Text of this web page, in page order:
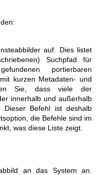
auf. Dies listet
Suchpfad für
portierbaren
kurzen Metadaten- und
Sie, dass viele der
innerhalb und außerhalb
Dieser Befehl ist deshalb
die Befehle sind im
was diese Liste zeigt.
an das System an.